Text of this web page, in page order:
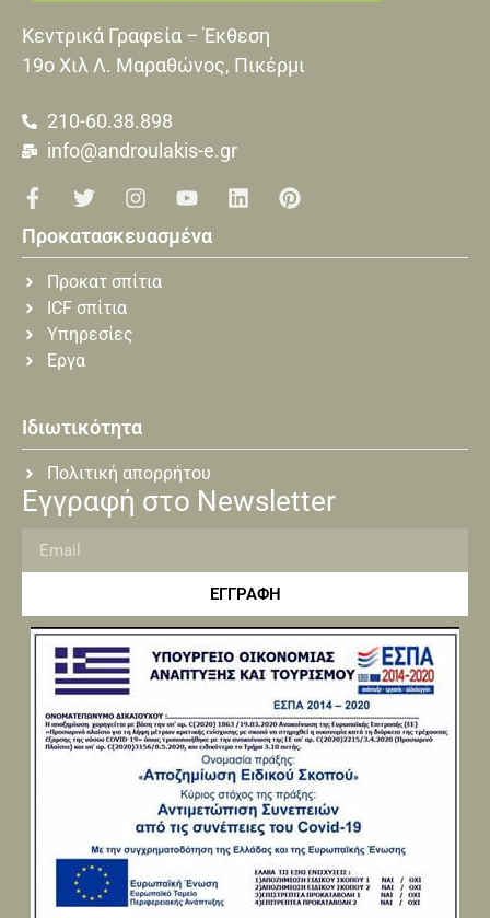
Κεντρικά Γραφεία – Έκθεση
19o Xιλ Λ. Μαραθώνος, Πικέρμι
210-60.38.898
info@androulakis-e.gr
Προκατασκευασμένα
Προκατ σπίτια
ICF σπίτια
Υπηρεσίες
Εργα
Ιδιωτικότητα
Πολιτική απορρήτου
Εγγραφή στο Newsletter
ΕΓΓΡΑΦΗ